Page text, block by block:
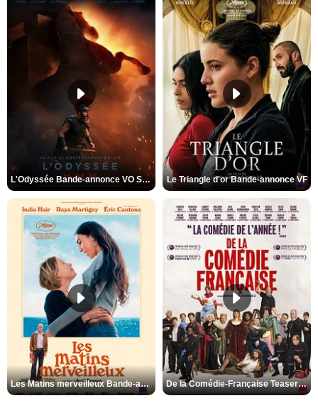
L'Odyssée Bande-annonce VO STFR Le Triangle d'or Bande-annonce VF
Les Matins merveilleux Bande-annonce VF De la Comédie-Française Teaser VF